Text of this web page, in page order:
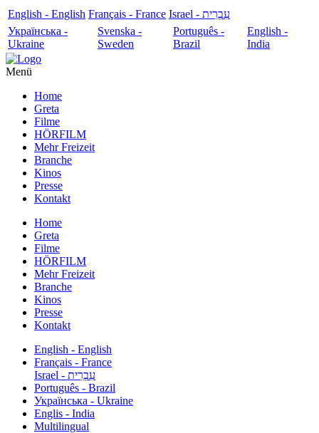
English - English Français - France
עִבְרִית - Israel
Українська -
Ukraine
Svenska -
Sweden
Português -
Brazil
English -
India
Menü
Home
Greta
Filme
HÖRFILM
Mehr Freizeit
Branche
Kinos
Presse
Kontakt
Home
Greta
Filme
HÖRFILM
Mehr Freizeit
Branche
Kinos
Presse
Kontakt
English - English
Français - France
עִבְרִית - Israel
Português - Brazil
Українська - Ukraine
Englis - India
Multilingual